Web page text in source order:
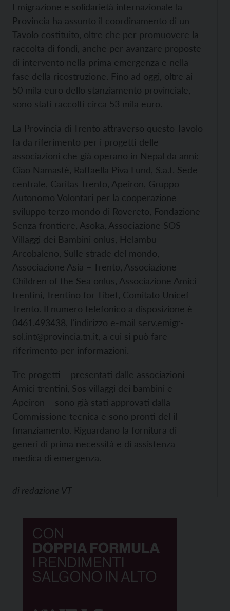
Emigrazione e solidarietà internazionale la
Provincia ha assunto il coordinamento di un
Tavolo costituito, oltre che per promuovere la
raccolta di fondi, anche per avanzare proposte
di intervento nella prima emergenza e nella
fase della ricostruzione. Fino ad oggi, oltre ai
50 mila euro dello stanziamento provinciale,
sono stati raccolti circa 53 mila euro.
La Provincia di Trento attraverso questo Tavolo
fa da riferimento per i progetti delle
associazioni che già operano in Nepal da anni:
Ciao Namastè, Raffaella Piva Fund, S.a.t. Sede
centrale, Caritas Trento, Apeiron, Gruppo
Autonomo Volontari per la cooperazione
sviluppo terzo mondo di Rovereto, Fondazione
Senza frontiere, Asoka, Associazione SOS
Villaggi dei Bambini onlus, Helambu
Arcobaleno, Sulle strade del mondo,
Associazione Asia – Trento, Associazione
Children of the Sea onlus, Associazione Amici
trentini, Trentino for Tibet, Comitato Unicef
Trento. Il numero telefonico a disposizione è
0461.493438, l’indirizzo e-mail serv.emigr-
sol.int@provincia.tn.it, a cui si può fare
riferimento per informazioni.
Tre progetti – presentati dalle associazioni
Amici trentini, Sos villaggi dei bambini e
Apeiron – sono già stati approvati dalla
Commissione tecnica e sono pronti del il
finanziamento. Riguardano la fornitura di
generi di prima necessità e di assistenza
medica di emergenza.
di redazione VT